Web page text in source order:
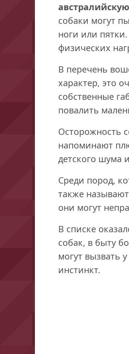
собаки могут
ноги или
физических
В перечень
характер, это
собственные
повалить
Осторожность
напоминают
детского шума
Среди пород,
также называют
они могут
В списке
собак, в быту
могут вызвать
инстинкт.